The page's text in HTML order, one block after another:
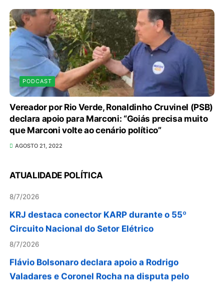
PODCAST
Vereador por Rio Verde, Ronaldinho Cruvinel (PSB)
declara apoio para Marconi: “Goiás precisa muito
que Marconi volte ao cenário político”
AGOSTO 21, 2022
ATUALIDADE POLÍTICA
Em convenção do Republicanos, Flávio
Bolsonaro anuncia apoio a Cristiane Britto
8/7/2026
ABIMAQ promove workshop sobre contas
jurídicas
KRJ destaca conector KARP durante o 55º
Circuito Nacional do Setor Elétrico
8/7/2026
Flávio Bolsonaro declara apoio a Rodrigo
Valadares e Coronel Rocha na disputa pelo
Senado em Sergipe